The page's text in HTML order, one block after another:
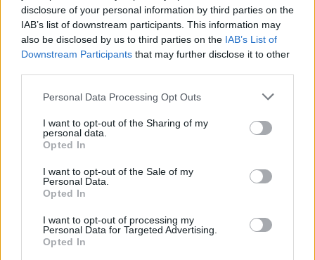
disclosure of your personal information by third parties on the
IAB’s list of downstream participants. This information may
also be disclosed by us to third parties on the IAB’s List of
Downstream Participants that may further disclose it to other
Personal Data Processing Opt Outs
I want to opt-out of the Sharing of my
personal data.
Opted In
I want to opt-out of the Sale of my
Personal Data.
Opted In
I want to opt-out of processing my
Personal Data for Targeted Advertising.
Opted In
A rovat további cikkei